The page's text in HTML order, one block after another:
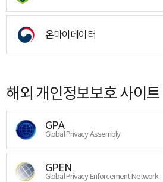
온마이데이터
해외 개인정보보호 사이트
GPA
Global Privacy Assembly
GPEN
Global Privacy Enforcement Network